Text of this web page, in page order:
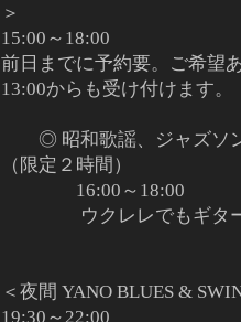
＞
15:00～18:00
前日までに予約要。ご希望
13:00からも受け付けます。
◎ 昭和歌謡、ジャズソ
（限定２時間）
16:00～18:00
ウクレレでもギター
＜夜間 YANO BLUES &
19:30～22:00